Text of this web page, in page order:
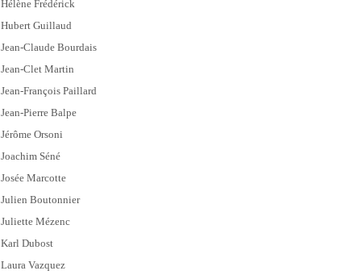
Hélène Frédérick
Hubert Guillaud
Jean-Claude Bourdais
Jean-Clet Martin
Jean-François Paillard
Jean-Pierre Balpe
Jérôme Orsoni
Joachim Séné
Josée Marcotte
Julien Boutonnier
Juliette Mézenc
Karl Dubost
Laura Vazquez